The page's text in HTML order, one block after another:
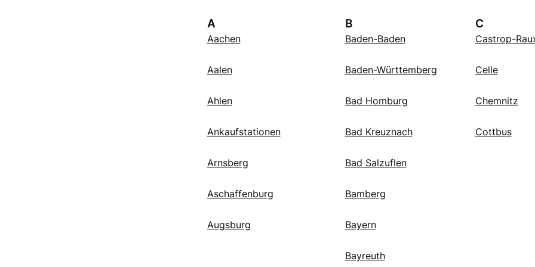
A
Aachen
Aalen
Ahlen
Ankaufstationen
Arnsberg
Aschaffenburg
Augsburg
B
Baden-Baden
Baden-Württemberg
Bad Homburg
Bad Kreuznach
Bad Salzuflen
Bamberg
Bayern
Bayreuth
C
Castrop-
Celle
Chemnitz
Cottbus